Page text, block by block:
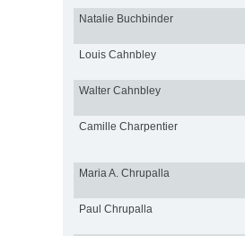
Natalie Buchbinder
Louis Cahnbley
Walter Cahnbley
Camille Charpentier
Maria A. Chrupalla
Paul Chrupalla